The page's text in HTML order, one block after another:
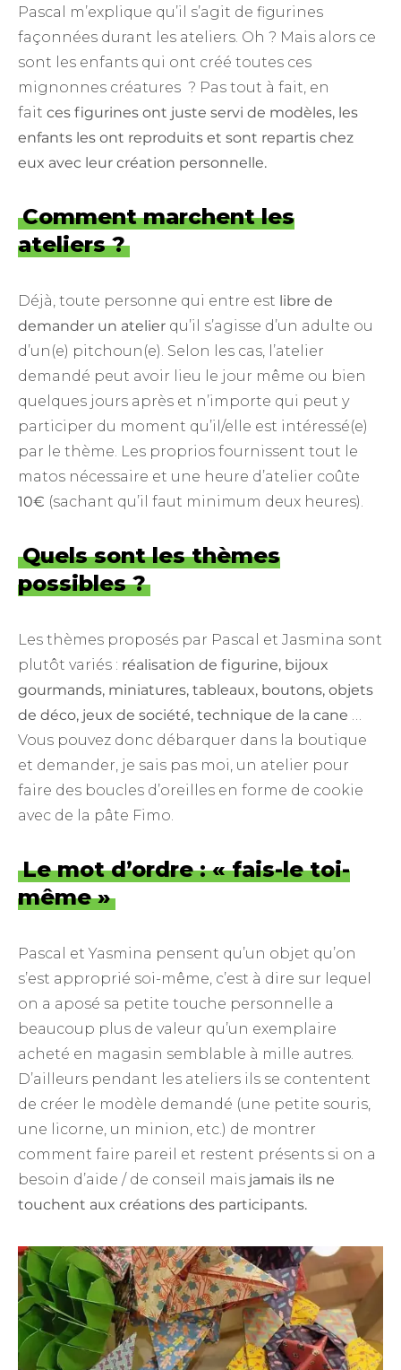
Pascal m’explique qu’il s’agit de figurines
façonnées durant les ateliers. Oh ? Mais alors ce
sont les enfants qui ont créé toutes ces
mignonnes créatures ? Pas tout à fait, en
fait ces figurines ont juste servi de modèles, les
enfants les ont reproduits et sont repartis chez
eux avec leur création personnelle.
Comment marchent les
ateliers ?
Déjà, toute personne qui entre est libre de
demander un atelier qu’il s’agisse d’un adulte ou
d’un(e) pitchoun(e). Selon les cas, l’atelier
demandé peut avoir lieu le jour même ou bien
quelques jours après et n’importe qui peut y
participer du moment qu’il/elle est intéressé(e)
par le thème. Les proprios fournissent tout le
matos nécessaire et une heure d’atelier coûte
10€ (sachant qu’il faut minimum deux heures).
Quels sont les thèmes
possibles ?
Les thèmes proposés par Pascal et Jasmina sont
plutôt variés : réalisation de figurine, bijoux
gourmands, miniatures, tableaux, boutons, objets
de déco, jeux de société, technique de la cane …
Vous pouvez donc débarquer dans la boutique
et demander, je sais pas moi, un atelier pour
faire des boucles d’oreilles en forme de cookie
avec de la pâte Fimo.
Le mot d’ordre : « fais-le toi-
même »
Pascal et Yasmina pensent qu’un objet qu’on
s’est approprié soi-même, c’est à dire sur lequel
on a aposé sa petite touche personnelle a
beaucoup plus de valeur qu’un exemplaire
acheté en magasin semblable à mille autres.
D’ailleurs pendant les ateliers ils se contentent
de créer le modèle demandé (une petite souris,
une licorne, un minion, etc.) de montrer
comment faire pareil et restent présents si on a
besoin d’aide / de conseil mais jamais ils ne
touchent aux créations des participants.